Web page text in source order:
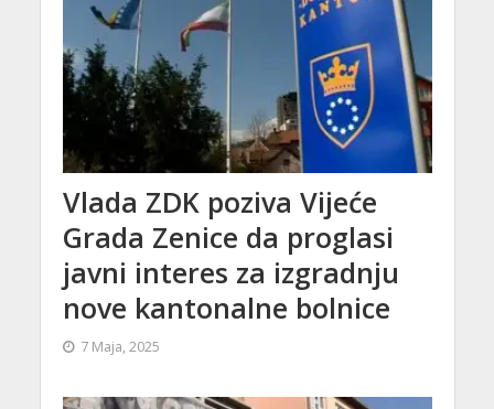
Vlada ZDK poziva Vijeće
Grada Zenice da proglasi
javni interes za izgradnju
nove kantonalne bolnice
7 Maja, 2025